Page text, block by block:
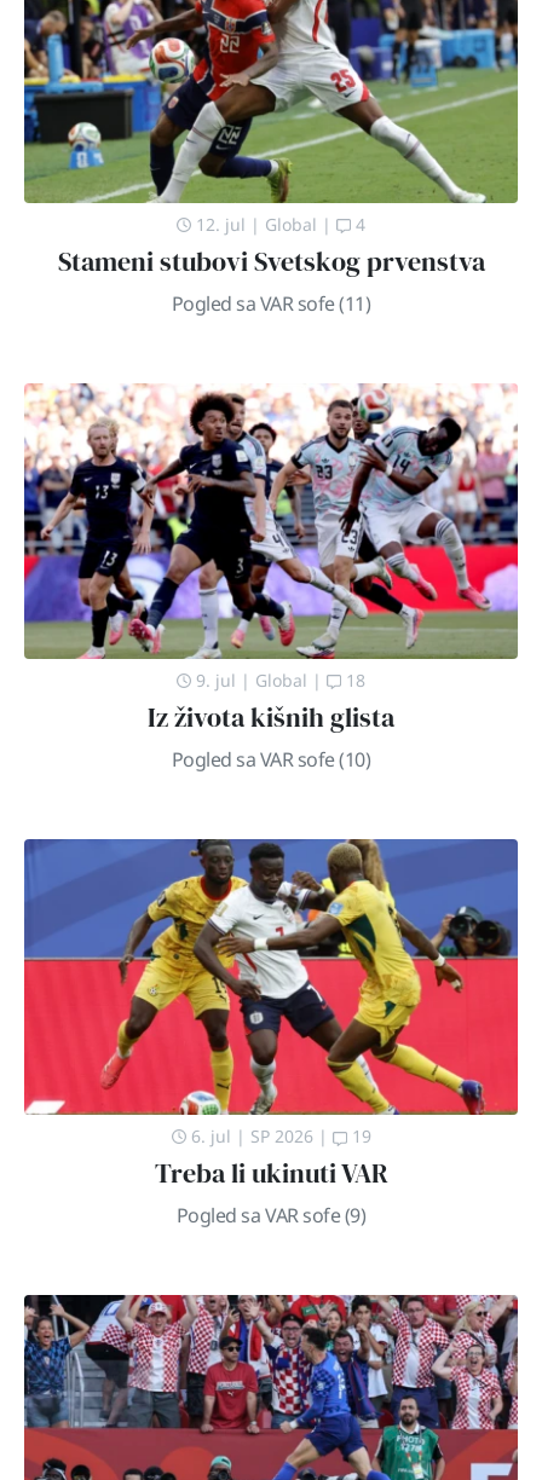
12. jul | Global | 4
Stameni stubovi Svetskog prvenstva
Pogled sa VAR sofe (11)
9. jul | Global | 18
Iz života kišnih glista
Pogled sa VAR sofe (10)
6. jul | SP 2026 | 19
Treba li ukinuti VAR
Pogled sa VAR sofe (9)